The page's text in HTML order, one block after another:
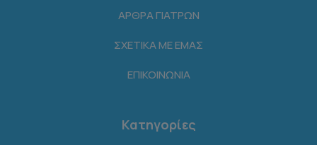
ΑΡΘΡΑ ΓΙΑΤΡΩΝ
ΣΧΕΤΙΚΑ ΜΕ ΕΜΑΣ
ΕΠΙΚΟΙΝΩΝΙΑ
Κατηγορίες